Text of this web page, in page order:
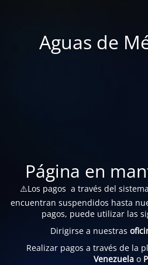
Aguas de
Página en
⚠️Los pagos a través del
encuentran suspendidos hasta
pagos, puede utilizar las
Dirigirse a nuestras
Realizar pagos a través de la
Venezuela o